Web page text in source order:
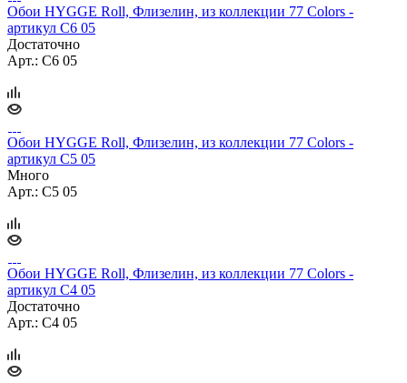
Обои HYGGE Roll, Флизелин, из коллекции 77 Colors -
артикул C6 05
Достаточно
Арт.: C6 05
Обои HYGGE Roll, Флизелин, из коллекции 77 Colors -
артикул C5 05
Много
Арт.: C5 05
Обои HYGGE Roll, Флизелин, из коллекции 77 Colors -
артикул C4 05
Достаточно
Арт.: C4 05